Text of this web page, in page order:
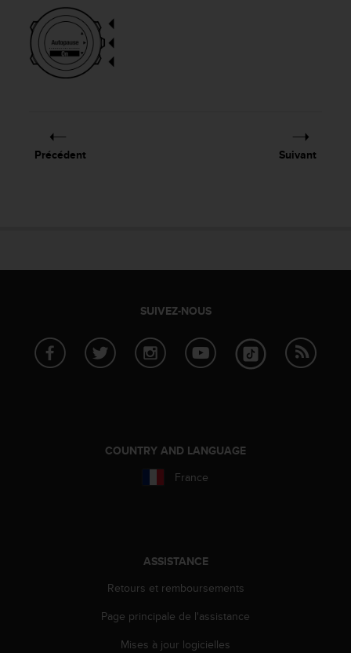
Précédent Suivant
SUIVEZ-NOUS
COUNTRY AND LANGUAGE
France
ASSISTANCE
Retours et remboursements
Page principale de l'assistance
Mises à jour logicielles